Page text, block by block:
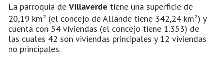
La parroquia de Villaverde tiene una superficie de
20,19 km² (el concejo de Allande tiene 342,24 km²) y
cuenta con 54 viviendas (el concejo tiene 1.353) de
las cuales 42 son viviendas principales y 12 viviendas
no principales.